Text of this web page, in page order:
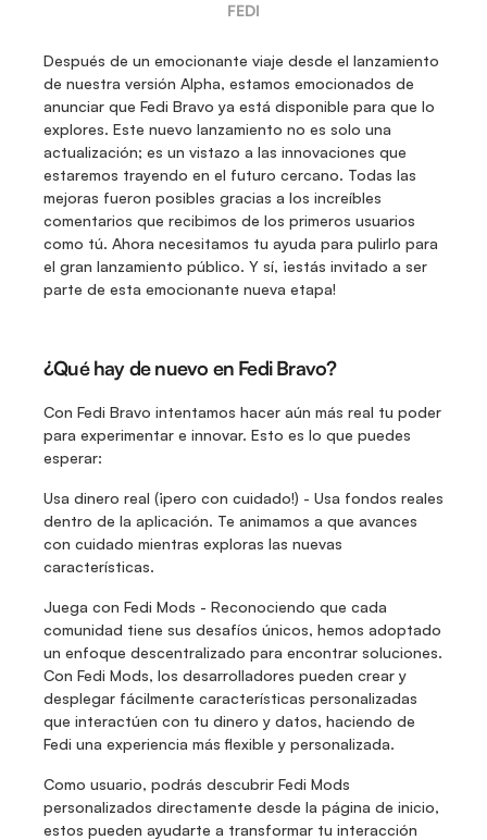
FEDI
Después de un emocionante viaje desde el lanzamiento
de nuestra versión Alpha, estamos emocionados de
anunciar que Fedi Bravo ya está disponible para que lo
explores. Este nuevo lanzamiento no es solo una
actualización; es un vistazo a las innovaciones que
estaremos trayendo en el futuro cercano. Todas las
mejoras fueron posibles gracias a los increíbles
comentarios que recibimos de los primeros usuarios
como tú. Ahora necesitamos tu ayuda para pulirlo para
el gran lanzamiento público. Y sí, ¡estás invitado a ser
parte de esta emocionante nueva etapa!
¿Qué hay de nuevo en Fedi Bravo?
Con Fedi Bravo intentamos hacer aún más real tu poder
para experimentar e innovar. Esto es lo que puedes
esperar:
Usa dinero real (¡pero con cuidado!) - Usa fondos reales
dentro de la aplicación. Te animamos a que avances
con cuidado mientras exploras las nuevas
características.
Juega con Fedi Mods - Reconociendo que cada
comunidad tiene sus desafíos únicos, hemos adoptado
un enfoque descentralizado para encontrar soluciones.
Con Fedi Mods, los desarrolladores pueden crear y
desplegar fácilmente características personalizadas
que interactúen con tu dinero y datos, haciendo de
Fedi una experiencia más flexible y personalizada.
Como usuario, podrás descubrir Fedi Mods
personalizados directamente desde la página de inicio,
estos pueden ayudarte a transformar tu interacción